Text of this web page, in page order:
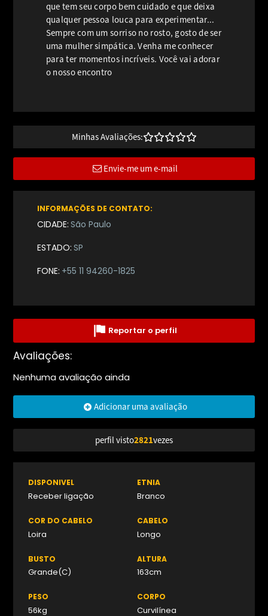
que tem seu corpo bem cuidado e que deixa
qualquer pessoa louca para experimentar...
Sempre com um sorriso no rosto, gosto de ser
uma mulher simpática. Venha me conhecer
para ter momentos incríveis. Você vai adorar
o nosso encontro
Minhas Avaliações:
Envie-me um e-mail
INFORMAÇÕES DE CONTATO:
CIDADE: São Paulo
ESTADO: SP
FONE: +55 11 94260-1825
Reportar o perfil
Avaliações:
Nenhuma avaliação ainda
Adicionar uma avaliação
perfil visto2821vezes
DISPONIVEL
Receber ligação
ETNIA
Branco
COR DO CABELO
Loira
CABELO
Longo
BUSTO
Grande(C)
ALTURA
163cm
PESO
56kg
CORPO
Curvilínea